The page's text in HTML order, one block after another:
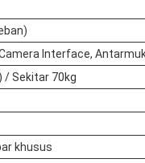
Interface,
/ Sekitar 70kg
khusus